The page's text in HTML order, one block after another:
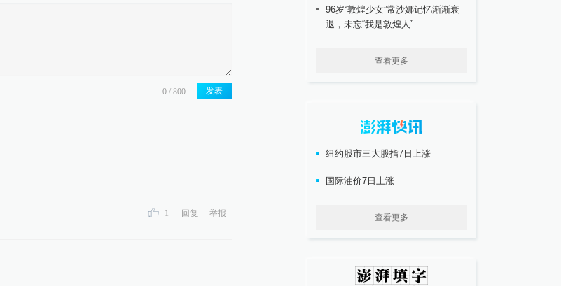
发表
1 回复 举报
96岁“敦煌少女”常沙娜记忆渐渐衰
退，未忘“我是敦煌人”
查看更多
纽约股市三大股指7日上涨
国际油价7日上涨
查看更多